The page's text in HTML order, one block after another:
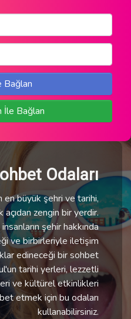
Bağlan
İle Bağlan
Odaları
en büyük şehri ve tarihi,
zengin bir yerdir.
şehir hakkında
ve birbirleriyle iletişim
edineceği bir sohbet
tarihi yerleri, lezzetli
ve kültürel etkinlikleri
etmek için bu odaları
kullanabilirsiniz.